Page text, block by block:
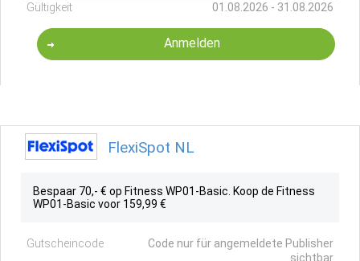
Gültigkeit
01.08.2026 - 31.08.2026
Anmelden
FlexiSpot NL
Bespaar 70,- € op Fitness WP01-Basic. Koop de Fitness
WP01-Basic voor 159,99 €
Gutscheincode
Code nur für angemeldete Publisher
sichtbar